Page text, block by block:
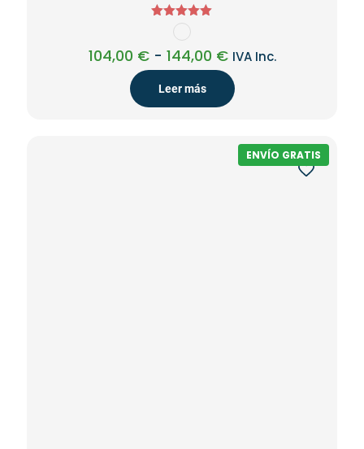
5.00
de 5
104,00 € - 144,00 €Rango
de
precios:
desde
144,00 €
IVA Inc.
Leer más
ENVÍO GRATIS